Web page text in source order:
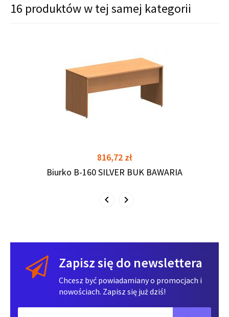
16 produktów w tej samej kategorii
Cena
816,72 zł
Biurko B-160 SILVER BUK BAWARIA
Zapisz się do newslettera
Chcesz być powiadamiany o promocjach i
nowościach. Zapisz się już dziś!